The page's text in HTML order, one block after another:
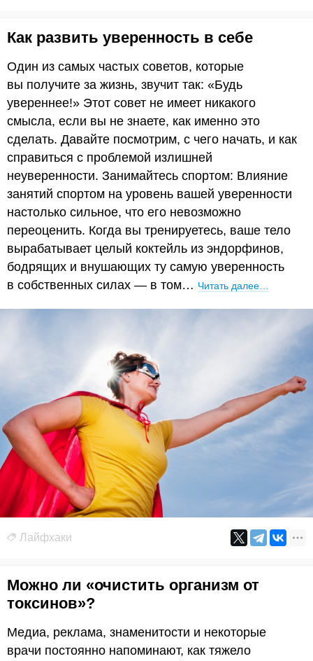
Как развить уверенность в себе
Один из самых частых советов, которые
вы получите за жизнь, звучит так: «Будь
увереннее!» Этот совет не имеет никакого
смысла, если вы не знаете, как именно это
сделать. Давайте посмотрим, с чего начать, и как
справиться с проблемой излишней
неуверенности. Занимайтесь спортом: Влияние
занятий спортом на уровень вашей уверенности
настолько сильное, что его невозможно
переоценить. Когда вы тренируетесь, ваше тело
вырабатывает целый коктейль из эндорфинов,
бодрящих и внушающих ту самую уверенность
в собственных силах — в том… Читать далее…
Лайфхаки
Можно ли «очистить организм от
токсинов»?
Медиа, реклама, знаменитости и некоторые
врачи постоянно напоминают, как тяжело